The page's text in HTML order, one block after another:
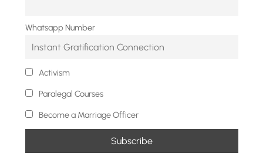
Whatsapp Number
Activism
Paralegal Courses
Become a Marriage Officer